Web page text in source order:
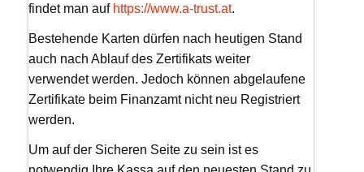
findet man auf https://www.a-trust.at.
Bestehende Karten dürfen nach heutigen Stand
auch nach Ablauf des Zertifikats weiter
verwendet werden. Jedoch können abgelaufene
Zertifikate beim Finanzamt nicht neu Registriert
werden.
Um auf der Sicheren Seite zu sein ist es